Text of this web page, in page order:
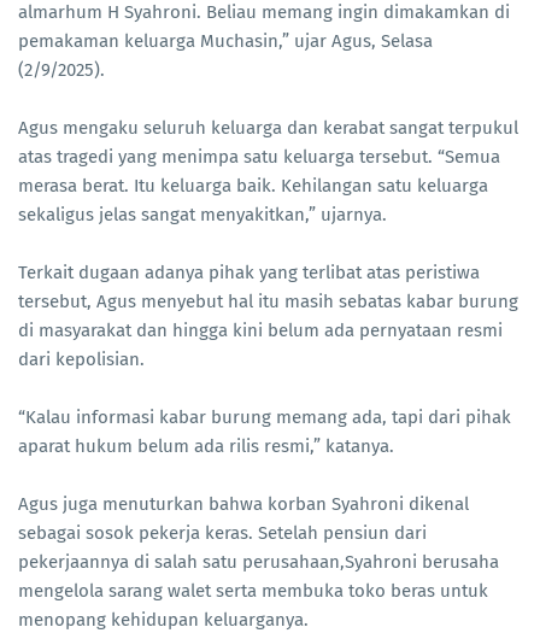
almarhum H Syahroni. Beliau memang ingin dimakamkan di
pemakaman keluarga Muchasin,” ujar Agus, Selasa
(2/9/2025).
Agus mengaku seluruh keluarga dan kerabat sangat terpukul
atas tragedi yang menimpa satu keluarga tersebut. “Semua
merasa berat. Itu keluarga baik. Kehilangan satu keluarga
sekaligus jelas sangat menyakitkan,” ujarnya.
Terkait dugaan adanya pihak yang terlibat atas peristiwa
tersebut, Agus menyebut hal itu masih sebatas kabar burung
di masyarakat dan hingga kini belum ada pernyataan resmi
dari kepolisian.
“Kalau informasi kabar burung memang ada, tapi dari pihak
aparat hukum belum ada rilis resmi,” katanya.
Agus juga menuturkan bahwa korban Syahroni dikenal
sebagai sosok pekerja keras. Setelah pensiun dari
pekerjaannya di salah satu perusahaan,Syahroni berusaha
mengelola sarang walet serta membuka toko beras untuk
menopang kehidupan keluarganya.